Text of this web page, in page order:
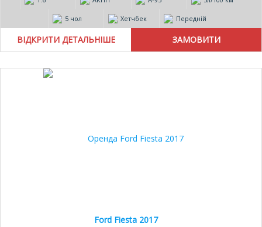
5 чол Хетчбек Передній
ВІДКРИТИ ДЕТАЛЬНІШЕ
Ford Fiesta 2017